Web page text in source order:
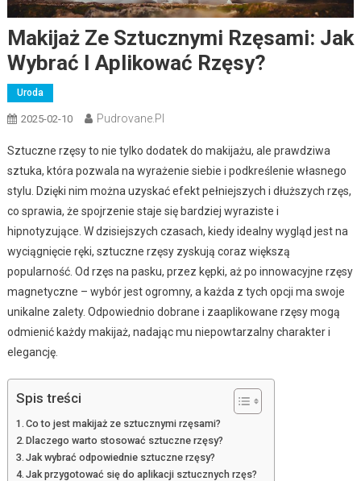
Makijaż Ze Sztucznymi Rzęsami: Jak
Wybrać I Aplikować Rzęsy?
Uroda
2025-02-10 Pudrovane.pl
Sztuczne rzęsy to nie tylko dodatek do makijażu, ale prawdziwa
sztuka, która pozwala na wyrażenie siebie i podkreślenie własnego
stylu. Dzięki nim można uzyskać efekt pełniejszych i dłuższych rzęs,
co sprawia, że spojrzenie staje się bardziej wyraziste i
hipnotyzujące. W dzisiejszych czasach, kiedy idealny wygląd jest na
wyciągnięcie ręki, sztuczne rzęsy zyskują coraz większą
popularność. Od rzęs na pasku, przez kępki, aż po innowacyjne rzęsy
magnetyczne – wybór jest ogromny, a każda z tych opcji ma swoje
unikalne zalety. Odpowiednio dobrane i zaaplikowane rzęsy mogą
odmienić każdy makijaż, nadając mu niepowtarzalny charakter i
elegancję.
Spis treści
Co to jest makijaż ze sztucznymi rzęsami?
Dlaczego warto stosować sztuczne rzęsy?
Jak wybrać odpowiednie sztuczne rzęsy?
Jak przygotować się do aplikacji sztucznych rzęs?